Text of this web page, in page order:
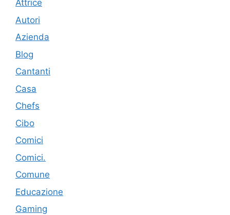
Attrice
Autori
Azienda
Blog
Cantanti
Casa
Chefs
Cibo
Comici
Comici.
Comune
Educazione
Gaming